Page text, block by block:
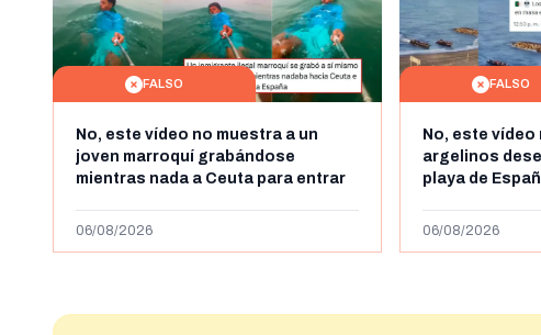
FALSO
No, este vídeo no muestra a un
joven marroquí grabándose
mientras nada a Ceuta para entrar
más de 450km de Ceuta y el autor lo
06/08/2026
FALSO
No, este
argelinos
playa de
de julio de
06/08/2026